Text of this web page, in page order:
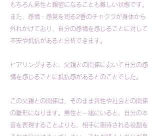
もちろん男性と親密になることも難しい状態です。
また、感情・感覚を司る2番のチャクラが身体から
外れかけており、自分の感情を感じることに対して
不安や抵抗があると分析できます。
ヒアリングすると、父親との関係において自分の感
情を感じることに抵抗感があるとのことでした。
この父親との関係は、そのまま異性や社会との関係
の雛形になります。男性と一緒にいると、自分の本
音を表現することよりも、相手に期待される役割を